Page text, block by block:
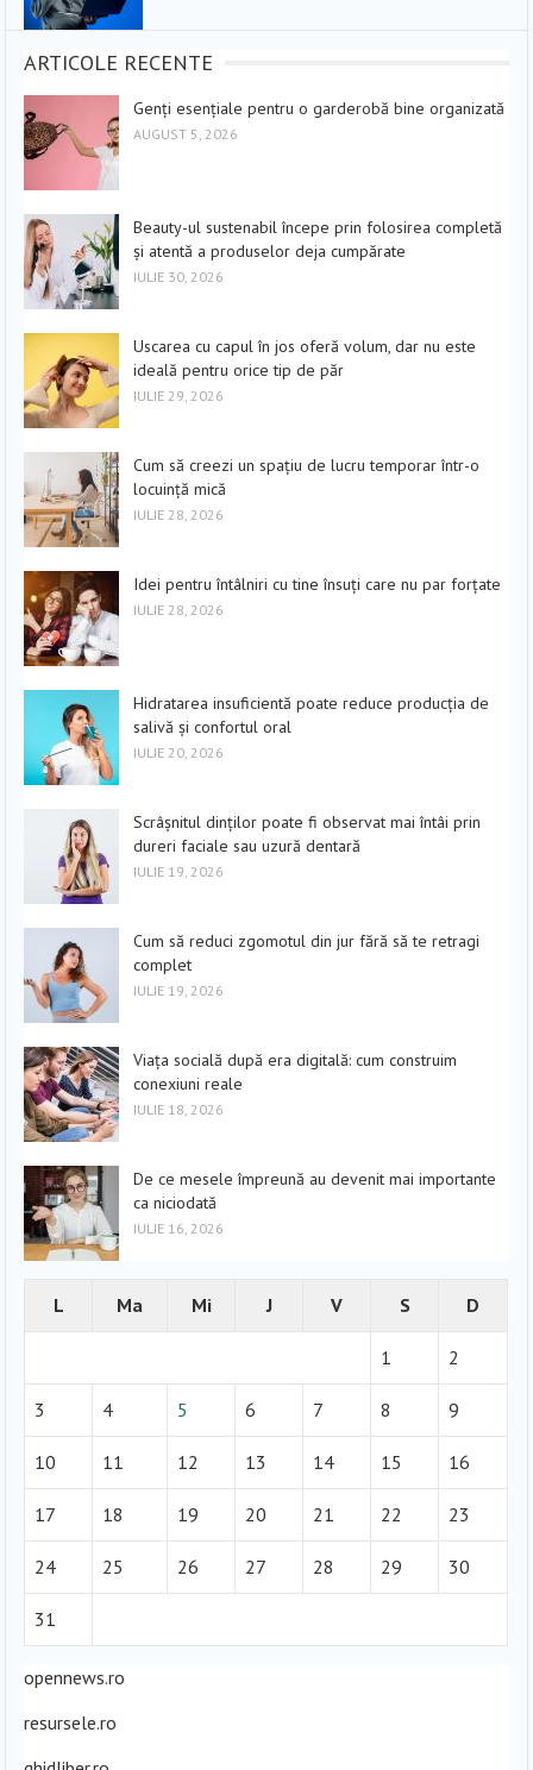
ARTICOLE RECENTE
Genți esențiale pentru o garderobă bine organizată
AUGUST 5, 2026
Beauty-ul sustenabil începe prin folosirea completă
și atentă a produselor deja cumpărate
IULIE 30, 2026
Uscarea cu capul în jos oferă volum, dar nu este
ideală pentru orice tip de păr
IULIE 29, 2026
Cum să creezi un spațiu de lucru temporar într-o
locuință mică
IULIE 28, 2026
Idei pentru întâlniri cu tine însuți care nu par forțate
IULIE 28, 2026
Hidratarea insuficientă poate reduce producția de
salivă și confortul oral
IULIE 20, 2026
Scrâșnitul dinților poate fi observat mai întâi prin
dureri faciale sau uzură dentară
IULIE 19, 2026
Cum să reduci zgomotul din jur fără să te retragi
complet
IULIE 19, 2026
Viața socială după era digitală: cum construim
conexiuni reale
IULIE 18, 2026
De ce mesele împreună au devenit mai importante
ca niciodată
IULIE 16, 2026
L Ma Mi J V S D
1 2
3 4 5 6 7 8 9
10 11 12 13 14 15 16
17 18 19 20 21 22 23
24 25 26 27 28 29 30
31
opennews.ro
resursele.ro